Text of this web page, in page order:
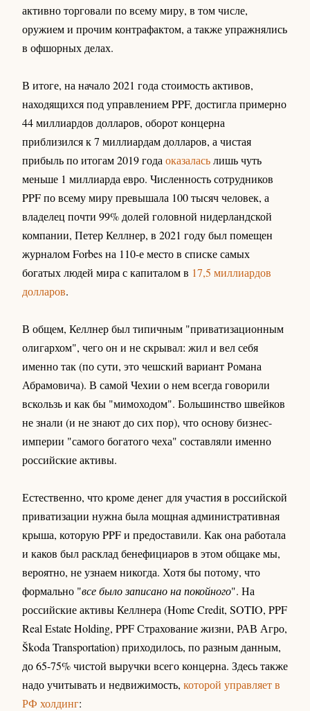
активно торговали по всему миру, в том числе,
оружием и прочим контрафактом, а также упражнялись
в офшорных делах.
В итоге, на начало 2021 года стоимость активов,
находящихся под управлением PPF, достигла примерно
44 миллиардов долларов, оборот концерна
приблизился к 7 миллиардам долларов, а чистая
прибыль по итогам 2019 года оказаласьлишь чуть
меньше 1 миллиарда евро. Численность сотрудников
PPF по всему миру превышала 100 тысяч человек, а
владелец почти 99% долей головной нидерландской
компании, Петер Келлнер, в 2021 году был помещен
журналом Forbes на 110-е место в списке самых
богатых людей мира с капиталом в 17,5 миллиардов
долларов.
В общем, Келлнер был типичным "приватизационным
олигархом", чего он и не скрывал: жил и вел себя
именно так (по сути, это чешский вариант Романа
Абрамовича). В самой Чехии о нем всегда говорили
вскользь и как бы "мимоходом". Большинство швейков
не знали (и не знают до сих пор), что основу бизнес-
империи "самого богатого чеха" составляли именно
российские активы.
Естественно, что кроме денег для участия в российской
приватизации нужна была мощная административная
крыша, которую PPF и предоставили. Как она работала
и каков был расклад бенефициаров в этом общаке мы,
вероятно, не узнаем никогда. Хотя бы потому, что
формально "все было записано на покойного". На
российские активы Келлнера (Home Credit, SOTIO, PPF
Real Estate Holding, PPF Страхование жизни, РАВ Агро,
Škoda Transportation) приходилось, по разным данным,
до 65-75% чистой выручки всего концерна. Здесь также
надо учитывать и недвижимость, которой управляет в
РФ холдинг: